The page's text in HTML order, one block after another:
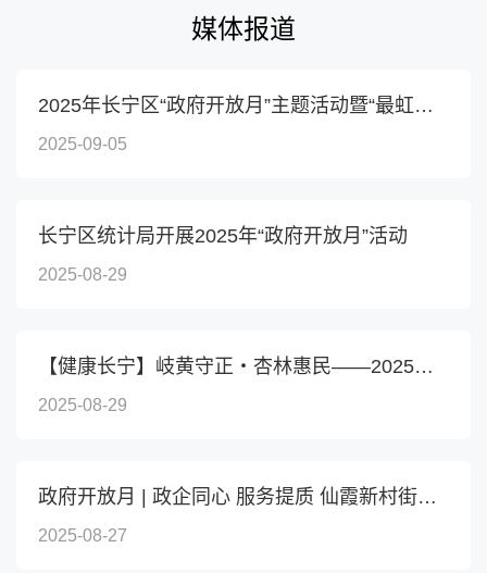
媒体报道
2025年长宁区“政府开放月”主题活动暨“最虹桥·优化营...
2025-09-05
长宁区统计局开展2025年“政府开放月”活动
2025-08-29
【健康长宁】岐黄守正・杏林惠民——2025年“政府开放月”...
2025-08-29
政府开放月 | 政企同心 服务提质 仙霞新村街道举办“清凉...
2025-08-27